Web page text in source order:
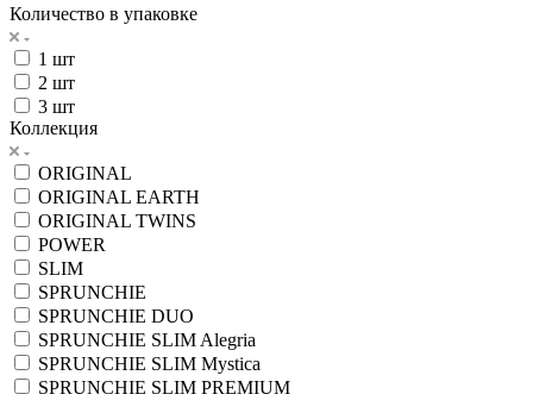
Количество в упаковке
1 шт
2 шт
3 шт
Коллекция
ORIGINAL
ORIGINAL EARTH
ORIGINAL TWINS
POWER
SLIM
SPRUNCHIE
SPRUNCHIE DUO
SPRUNCHIE SLIM Alegria
SPRUNCHIE SLIM Mystica
SPRUNCHIE SLIM PREMIUM